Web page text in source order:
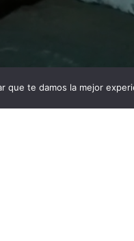
que te damos la mejor